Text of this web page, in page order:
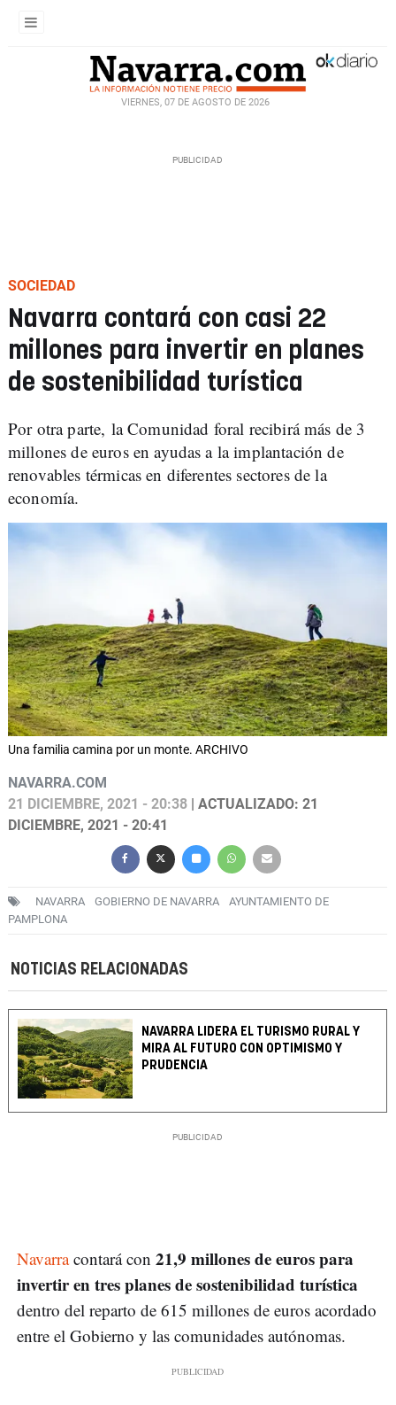
VIERNES, 07 DE AGOSTO DE 2026
SOCIEDAD
Navarra contará con casi 22
millones para invertir en planes
de sostenibilidad turística
Por otra parte, la Comunidad foral recibirá más de 3
millones de euros en ayudas a la implantación de
renovables térmicas en diferentes sectores de la
economía.
Una familia camina por un monte. ARCHIVO
NAVARRA.COM
21 DICIEMBRE, 2021 - 20:38 | ACTUALIZADO: 21
DICIEMBRE, 2021 - 20:41
NAVARRA GOBIERNO DE NAVARRA
AYUNTAMIENTO DE
PAMPLONA
NOTICIAS RELACIONADAS
NAVARRA LIDERA EL TURISMO RURAL Y
MIRA AL FUTURO CON OPTIMISMO Y
PRUDENCIA
Navarracontará con 21,9 millones de euros para
invertir en tres planes de sostenibilidad turística
dentro del reparto de 615 millones de euros acordado
entre el Gobierno y las comunidades autónomas.